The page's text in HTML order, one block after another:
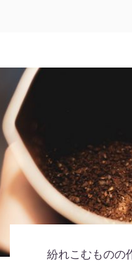
紛れこむものの